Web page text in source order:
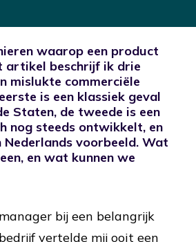
waarop een product
artikel beschrijf ik drie
mislukte commerciële
is een klassiek geval
Staten, de tweede is een
nog steeds ontwikkelt, en
Nederlands voorbeeld. Wat
en wat kunnen we
bij een belangrijk
vertelde mij ooit een